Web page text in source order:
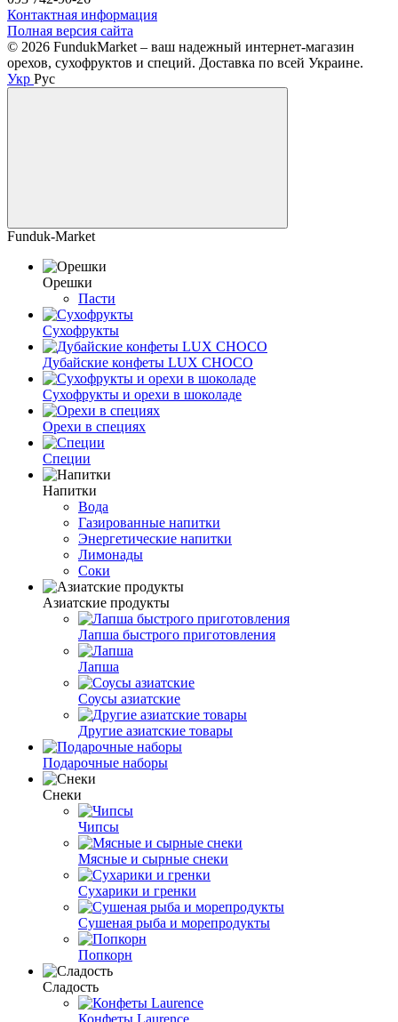
Контактная информация
Полная версия сайта
© 2026 FundukMarket – ваш надежный интернет-магазин
орехов, сухофруктов и специй. Доставка по всей Украине.
Укр Рус
Funduk-Market
Орешки
Пасти
Сухофрукты
Дубайские конфеты LUX CHOCO
Сухофрукты и орехи в шоколаде
Орехи в специях
Специи
Напитки
Вода
Газированные напитки
Энергетические напитки
Лимонады
Соки
Азиатские продукты
Лапша быстрого приготовления
Лапша
Соусы азиатские
Другие азиатские товары
Подарочные наборы
Снеки
Чипсы
Мясные и сырные снеки
Сухарики и гренки
Сушеная рыба и морепродукты
Попкорн
Сладость